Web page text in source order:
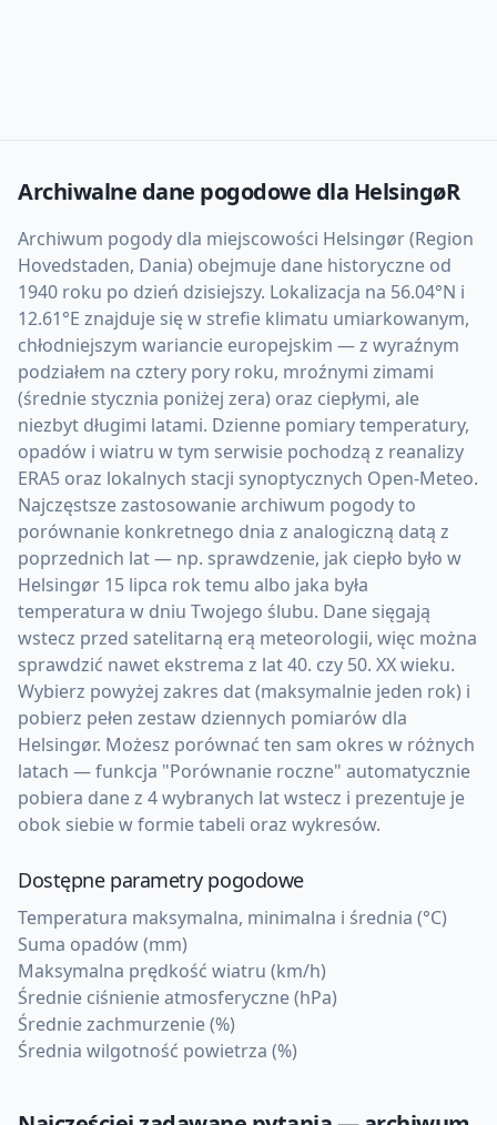
Archiwalne dane pogodowe dla HelsingøR
Archiwum pogody dla miejscowości Helsingør (Region
Hovedstaden, Dania) obejmuje dane historyczne od
1940 roku po dzień dzisiejszy. Lokalizacja na 56.04°N i
12.61°E znajduje się w strefie klimatu umiarkowanym,
chłodniejszym wariancie europejskim — z wyraźnym
podziałem na cztery pory roku, mroźnymi zimami
(średnie stycznia poniżej zera) oraz ciepłymi, ale
niezbyt długimi latami. Dzienne pomiary temperatury,
opadów i wiatru w tym serwisie pochodzą z reanalizy
ERA5 oraz lokalnych stacji synoptycznych Open-Meteo.
Najczęstsze zastosowanie archiwum pogody to
porównanie konkretnego dnia z analogiczną datą z
poprzednich lat — np. sprawdzenie, jak ciepło było w
Helsingør 15 lipca rok temu albo jaka była
temperatura w dniu Twojego ślubu. Dane sięgają
wstecz przed satelitarną erą meteorologii, więc można
sprawdzić nawet ekstrema z lat 40. czy 50. XX wieku.
Wybierz powyżej zakres dat (maksymalnie jeden rok) i
pobierz pełen zestaw dziennych pomiarów dla
Helsingør. Możesz porównać ten sam okres w różnych
latach — funkcja "Porównanie roczne" automatycznie
pobiera dane z 4 wybranych lat wstecz i prezentuje je
obok siebie w formie tabeli oraz wykresów.
Dostępne parametry pogodowe
Temperatura maksymalna, minimalna i średnia (°C)
Suma opadów (mm)
Maksymalna prędkość wiatru (km/h)
Średnie ciśnienie atmosferyczne (hPa)
Średnie zachmurzenie (%)
Średnia wilgotność powietrza (%)